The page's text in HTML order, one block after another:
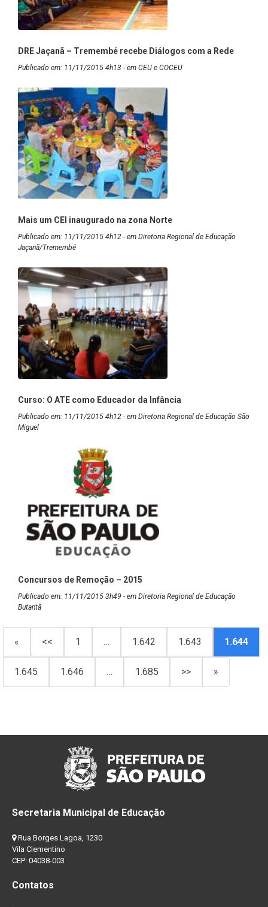
DRE Jaçanã – Tremembé recebe Diálogos com a Rede
Publicado em: 11/11/2015 4h13 - em CEU e COCEU
Mais um CEI inaugurado na zona Norte
Publicado em: 11/11/2015 4h12 - em Diretoria Regional de Educação
Jaçanã/Tremembé
Curso: O ATE como Educador da Infância
Publicado em: 11/11/2015 4h12 - em Diretoria Regional de Educação São
Miguel
Concursos de Remoção – 2015
Publicado em: 11/11/2015 3h49 - em Diretoria Regional de Educação
Butantã
« << 1 … 1.642 1.643 1.644
1.645 1.646 … 1.685 >> »
Secretaria Municipal de Educação
Rua Borges Lagoa, 1230
Vila Clementino
CEP: 04038-003
Contatos